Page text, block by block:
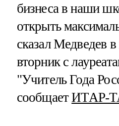
бизнеса в наши
открыть
сказал Медведев
вторник с
"Учитель Года
сообщаетИТАР-